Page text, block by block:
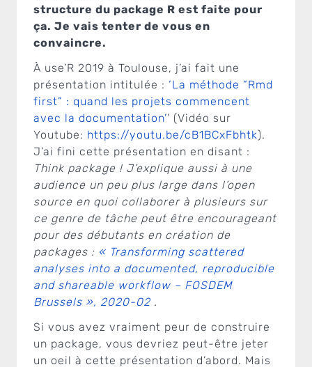
structure du package R est faite pour
ça. Je vais tenter de vous en
convaincre.
À use’R 2019 à Toulouse, j’ai fait une
présentation intitulée : ‘La méthode “Rmd
first” : quand les projets commencent
avec la documentation’’ (Vidéo sur
Youtube: https://youtu.be/cB1BCxFbhtk).
J’ai fini cette présentation en disant :
Think package ! J’explique aussi à une
audience un peu plus large dans l’open
source en quoi collaborer à plusieurs sur
ce genre de tâche peut être encourageant
pour des débutants en création de
packages : « Transforming scattered
analyses into a documented, reproducible
and shareable workflow – FOSDEM
Brussels », 2020-02 .
Si vous avez vraiment peur de construire
un package, vous devriez peut-être jeter
un oeil à cette présentation d’abord. Mais